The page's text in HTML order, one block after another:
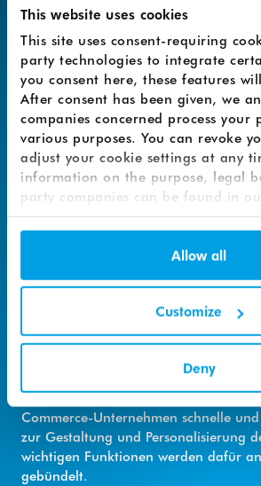
This website uses cookies
This site uses consent-requiring
party technologies to integrate
you consent here, these features
After consent has been given, we
companies concerned process your
various purposes. You can revoke
adjust your cookie settings at any
information on the purpose, legal
party companies can be found in
Allow all
Customize
Deny
Headless-Architektur für mehr
Systemumstellung bei TASCHEN ist
Marketing-Suite von Makaira, die als
Onlineshop-Lösung Shopifygesetzt
ermöglicht TASCHEN eine Headless-
Architektur, bei dem die
und die Geschäftslogik und
voneinander entkoppelt sind.
Die Lösung von Makaira schlägt nun
ComposableCommercein der
Sie dient dazu, den Marketing-Teil
effizient zu steuern. Die E-
Preisfindung, Rabatte und Prozesse,
ein schnelles und flexibles Frontend
Commerce-Marketing. Durch die
die Headless-Integration ist Makaira
Shop-Systemen kombinierbar.
Commerce-Unternehmen schnelle
zur Gestaltung und Personalisierung
wichtigen Funktionen werden dafür
gebündelt.